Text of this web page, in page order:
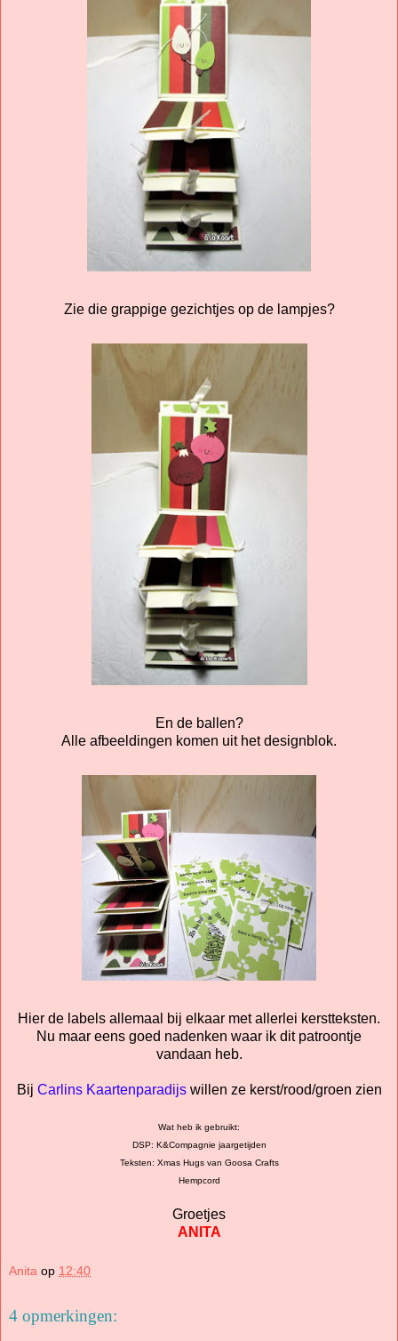
Zie die grappige gezichtjes op de lampjes?
En de ballen?
Alle afbeeldingen komen uit het designblok.
Hier de labels allemaal bij elkaar met allerlei kerstteksten.
Nu maar eens goed nadenken waar ik dit patroontje
vandaan heb.
Bij Carlins Kaartenparadijswillen ze kerst/rood/groen zien
Wat heb ik gebruikt:
DSP: K&Compagnie jaargetijden
Teksten: Xmas Hugs van Goosa Crafts
Hempcord
Groetjes
ANITA
Anita op 12:40
4 opmerkingen: